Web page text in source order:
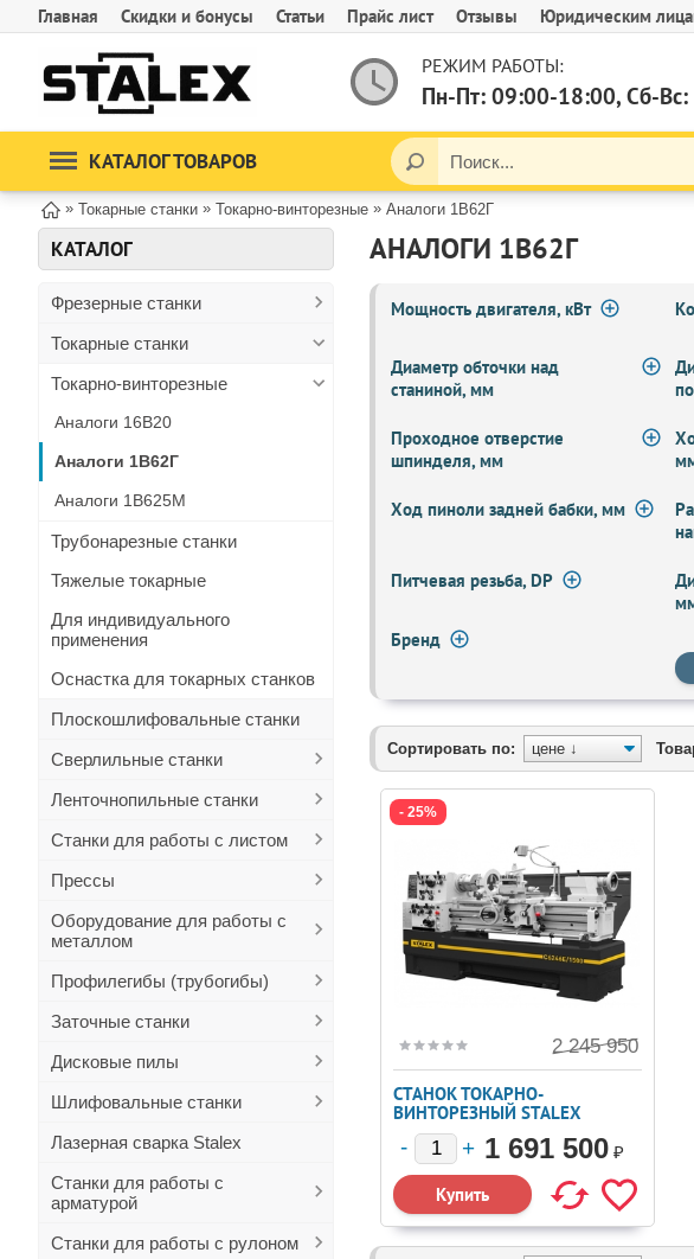
Главная Скидки и бонусы Статьи Прайс лист Отзывы Юридическим
РЕЖИМ РАБОТЫ:
Пн-Пт: 09:00-18:00, Сб-
КАТАЛОГ ТОВАРОВ
» Токарные станки » Токарно-винторезные » Аналоги 1В62Г
КАТАЛОГ
Фрезерные станки
Токарные станки
Токарно-винторезные
Аналоги 16В20
Аналоги 1В62Г
Аналоги 1В625М
Трубонарезные станки
Тяжелые токарные
Для индивидуального
применения
Оснастка для токарных станков
Плоскошлифовальные станки
Сверлильные станки
Ленточнопильные станки
Станки для работы с листом
Прессы
Оборудование для работы с
металлом
Профилегибы (трубогибы)
Заточные станки
Дисковые пилы
Шлифовальные станки
Лазерная сварка Stalex
Станки для работы с
арматурой
Станки для работы с рулоном
АНАЛОГИ 1В62Г
Мощность двигателя, кВт
Диаметр обточки над
станиной, мм
Проходное отверстие
шпинделя, мм
Ход пиноли задней бабки, мм
Питчевая резьба, DP
Бренд
Сортировать по:
- 25%
СТАНОК ТОКАРНО-
ВИНТОРЕЗНЫЙ STALEX
C6246E/1500
2 245 950
1 691 500 ₽